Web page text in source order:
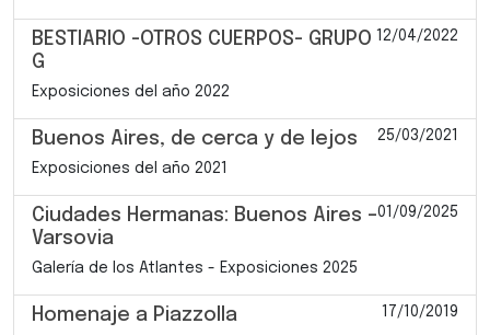
BESTIARIO -OTROS CUERPOS- GRUPO
G
12/04/2022
Exposiciones del año 2022
Buenos Aires, de cerca y de lejos 25/03/2021
Exposiciones del año 2021
Ciudades Hermanas: Buenos Aires –
Varsovia
01/09/2025
Galería de los Atlantes - Exposiciones 2025
Homenaje a Piazzolla 17/10/2019